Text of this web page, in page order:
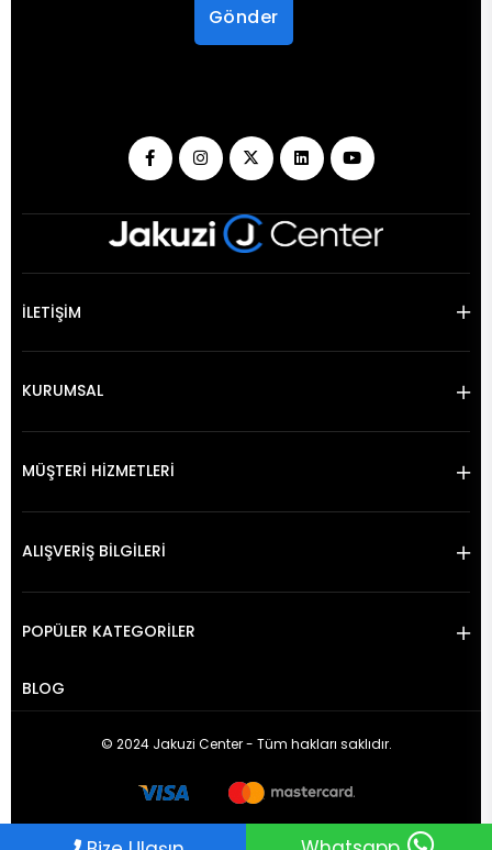
Gönder
İLETİŞİM
KURUMSAL
MÜŞTERİ HİZMETLERİ
ALIŞVERİŞ BİLGİLERİ
POPÜLER KATEGORİLER
BLOG
© 2024 Jakuzi Center - Tüm hakları saklıdır.